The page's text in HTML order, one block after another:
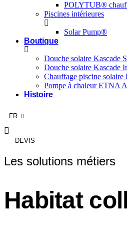
POLYTUB®
Piscines intérieures
Solar Pump®
Boutique
Douche solaire Kascade
Douche solaire Kascade
Chauffage piscine
Pompe à chaleur ETNA
Histoire
FR
RE
AG
DEVIS
Les solutions métiers
Habitat